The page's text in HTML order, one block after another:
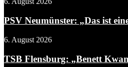
PSV Neumünster: „Das ist
6. August 2026
TSB Flensburg: „Benett